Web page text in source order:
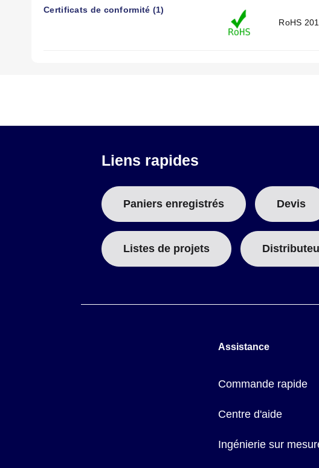
Certificats de conformité (1)
RoHS
Liens rapides
Paniers enregistrés Devis
Listes de projets
Assistance
Commande rapide
Centre d'aide
Ingénierie sur